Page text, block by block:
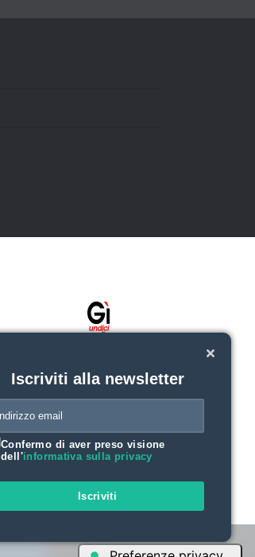
Iscriviti alla newsletter
Confermo di aver preso visione
dell'informativa sulla privacy
Iscriviti